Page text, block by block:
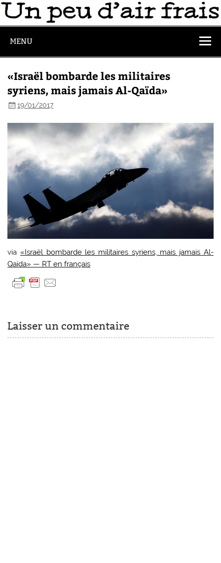
MENU
«Israël bombarde les militaires
syriens, mais jamais Al-Qaïda»
19/01/2017
via «Israël bombarde les militaires syriens, mais jamais Al-
Qaïda» — RT en français
Laisser un commentaire